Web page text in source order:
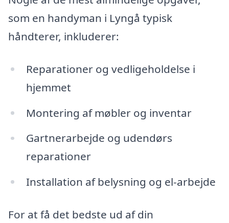
som en handyman i Lyngå typisk
håndterer, inkluderer:
Reparationer og vedligeholdelse i
hjemmet
Montering af møbler og inventar
Gartnerarbejde og udendørs
reparationer
Installation af belysning og el-arbejde
For at få det bedste ud af din